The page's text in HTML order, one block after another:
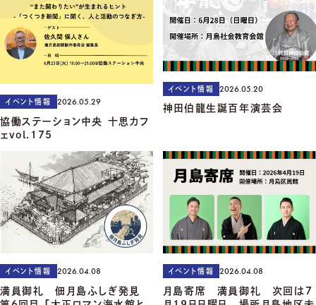
イベント情報 2026.05.29
協働ステーション中央 十思カフ
ェvol.175
イベント情報 2026.05.20
神田伯龍生誕百年演芸会
イベント情報 2026.04.08
満員御礼 佃月島ふしぎ発見
イベント情報 2026.04.08
月島寄席 満員御礼 次回は7